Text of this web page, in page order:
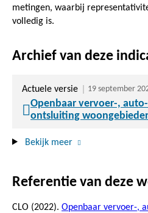
metingen, waarbij
volledig is.
Archief van deze
Actuele versie 19 september
Openbaar vervoer-,
ontsluiting
Bekijk meer
Referentie van deze
CLO (2022). Openbaar vervoer-,